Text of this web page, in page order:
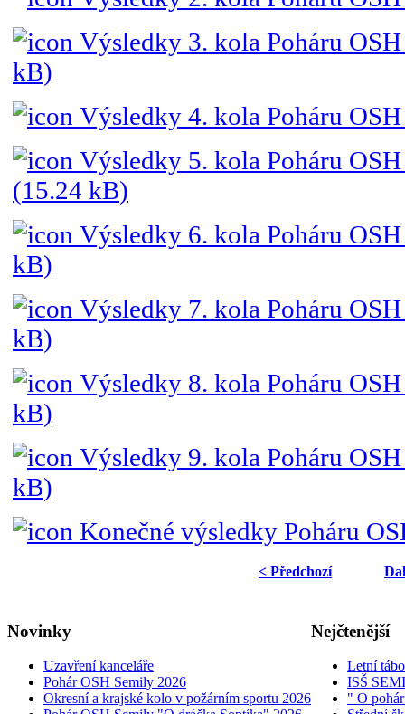
Výsledky 3. kola Poháru
kB)
Výsledky 4. kola Poháru
Výsledky 5. kola Poháru
(15.24 kB)
Výsledky 6. kola Poháru
kB)
Výsledky 7. kola Poháru
kB)
Výsledky 8. kola Poháru
kB)
Výsledky 9. kola Poháru
kB)
Konečné výsledky Poháru
< Předchozí
Novinky
Uzavření kanceláře
Pohár OSH Semily 2026
Okresní a krajské kolo v požárním sportu 2026
Nejčtenější
Letní
ISŠ
" O